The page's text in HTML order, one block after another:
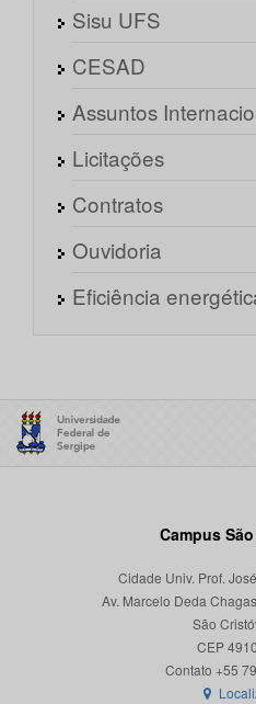
Sisu UFS
CESAD
Assuntos
Licitações
Contratos
Ouvidoria
Eficiência
Campus
Cidade Univ. Prof.
Av. Marcelo Deda
São
CEP